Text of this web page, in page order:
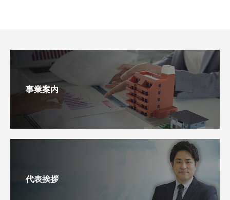
事業案内
代表挨拶